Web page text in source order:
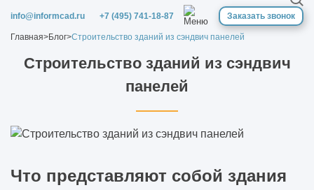
info@informcad.ru +7 (495) 741-18-87 Заказать звонок
Главная>Блог>Строительство зданий из сэндвич панелей
Строительство зданий из сэндвич
панелей
Что представляют собой здания